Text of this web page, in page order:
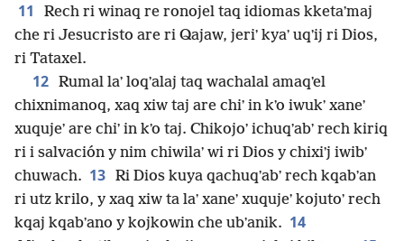
11
Rech ri winaq re ronojel taq idiomas kketaʼmaj
che ri Jesucristo are ri Qajaw, jeriʼ kyaʼ uqʼij ri Dios,
ri Tataxel.
12 Rumal laʼ loqʼalaj taq wachalal amaqʼel
chixnimanoq, xaq xiw taj are chiʼ in kʼo iwukʼ xaneʼ
xuqujeʼ are chiʼ in kʼo taj. Chikojoʼ ichuqʼabʼ rech kiriq
ri i salvación y nim chiwilaʼ wi ri Dios y chixiʼj iwibʼ
chuwach. 13 Ri Dios kuya qachuqʼabʼ rech kqabʼan
ri utz krilo, y xaq xiw ta laʼ xaneʼ xuqujeʼ kojutoʼ rech
kqaj kqabʼano y kojkowin che ubʼanik. 14